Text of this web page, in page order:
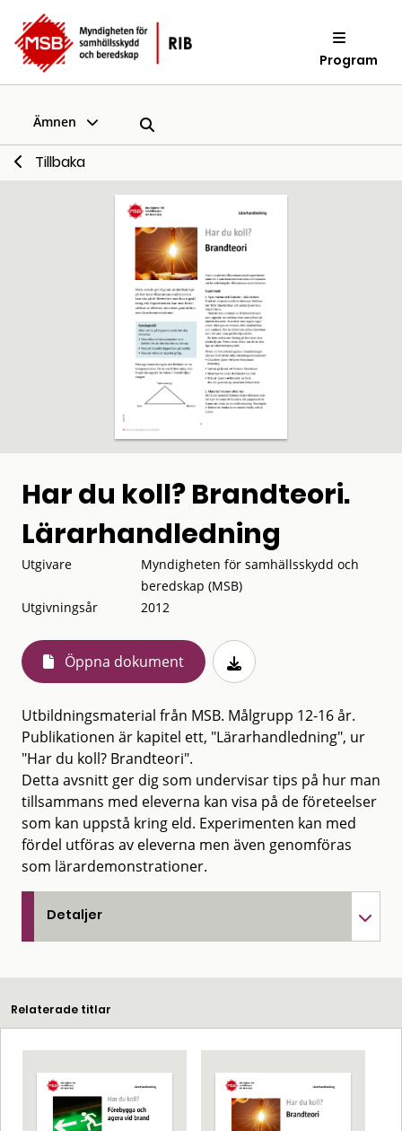
Program
Ämnen
Tillbaka
Har du koll? Brandteori.
Lärarhandledning
Utgivare
Myndigheten för samhällsskydd och
beredskap (MSB)
Utgivningsår
2012
Öppna dokument
Utbildningsmaterial från MSB. Målgrupp 12-16 år.
Publikationen är kapitel ett, "Lärarhandledning", ur
"Har du koll? Brandteori".
Detta avsnitt ger dig som undervisar tips på hur man
tillsammans med eleverna kan visa på de företeelser
som kan uppstå kring eld. Experimenten kan med
fördel utföras av eleverna men även genomföras
som lärardemonstrationer.
Detaljer
Relaterade titlar